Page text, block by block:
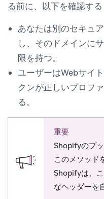
る前に、以下を確認する
あなたは別のセキュ
し、そのドメインに
限を持つ。
ユーザーはWebサイ
クンが正しいプロフ
る。
重要
Shopifyのプッ
このメソッド
Shopifyは、
なヘッダーを